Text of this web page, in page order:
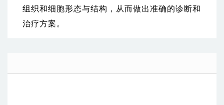
组织和细胞形态与结构，从而做出准确的诊断和
治疗方案。